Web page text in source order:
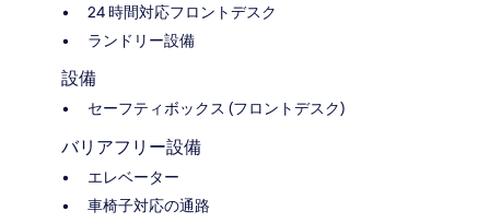
24 時間対応フロントデスク
ランドリー設備
設備
セーフティボックス (フロントデスク)
バリアフリー設備
エレベーター
車椅子対応の通路